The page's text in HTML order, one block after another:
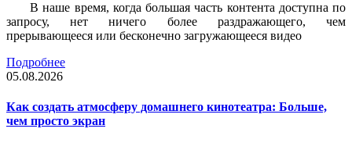
В наше время, когда большая часть контента доступна по
запросу, нет ничего более раздражающего, чем
прерывающееся или бесконечно загружающееся видео
Подробнее
05.08.2026
Как создать атмосферу домашнего кинотеатра: Больше,
чем просто экран